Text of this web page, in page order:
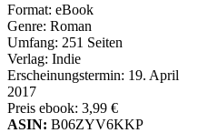
Format: eBook
Genre: Roman
Umfang: 251 Seiten
Verlag: Indie
Erscheinungstermin: 19. April
2017
Preis ebook: 3,99 €
ASIN: B06ZYV6KKP